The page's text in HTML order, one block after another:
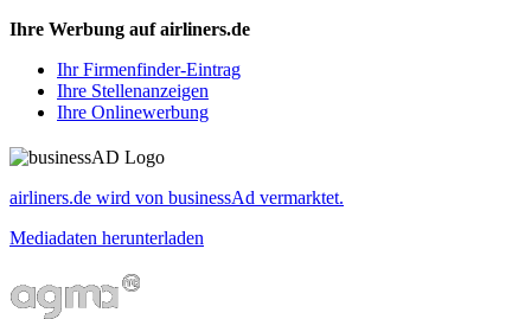
Ihre Werbung auf airliners.de
Ihr Firmenfinder-Eintrag
Ihre Stellenanzeigen
Ihre Onlinewerbung
airliners.de wird von businessAd vermarktet.
Mediadaten herunterladen